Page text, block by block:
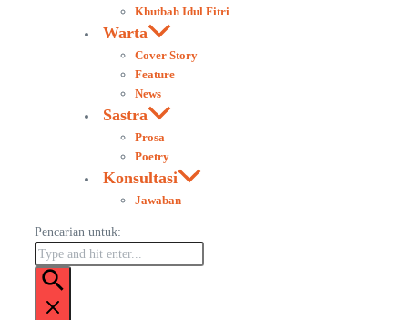
Khutbah Idul Fitri
Warta
Cover Story
Feature
News
Sastra
Prosa
Poetry
Konsultasi
Jawaban
Pencarian untuk: